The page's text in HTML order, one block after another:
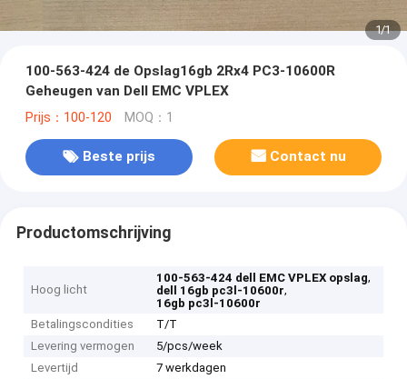
1/1
100-563-424 de Opslag16gb 2Rx4 PC3-10600R
Geheugen van Dell EMC VPLEX
Prijs：100-120 MOQ：1
Beste prijs Contact nu
Productomschrijving
Hoog licht
100-563-424 dell EMC VPLEX opslag,
dell 16gb pc3l-10600r,
16gb pc3l-10600r
Betalingscondities
T/T
Levering vermogen
5/pcs/week
Levertijd
7 werkdagen